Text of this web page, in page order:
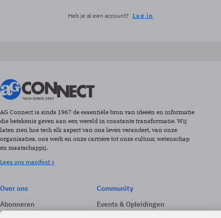
Heb je al een account? Log in
AG Connect is sinds 1967 de essentiële bron van ideeën en informatie
die betekenis geven aan een wereld in constante transformatie. Wij
laten zien hoe tech elk aspect van ons leven verandert, van onze
organisaties, ons werk en onze carrière tot onze cultuur, wetenschap
en maatschappij.
Lees ons manifest >
Over ons
Abonneren
Adverteren
Community
Events & Opleidingen